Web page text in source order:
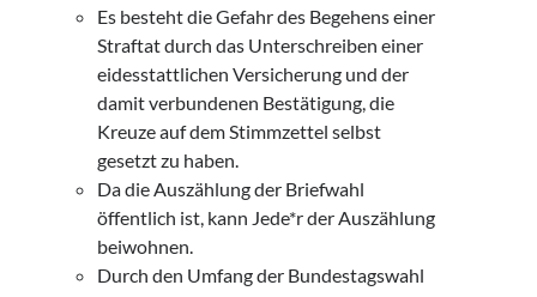
Es besteht die Gefahr des Begehens einer
Straftat durch das Unterschreiben einer
eidesstattlichen Versicherung und der
damit verbundenen Bestätigung, die
Kreuze auf dem Stimmzettel selbst
gesetzt zu haben.
Da die Auszählung der Briefwahl
öffentlich ist, kann Jede*r der Auszählung
beiwohnen.
Durch den Umfang der Bundestagswahl